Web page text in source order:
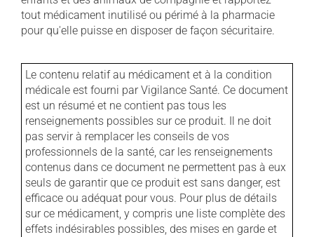
tout médicament inutilisé ou périmé à la pharmacie
pour qu'elle puisse en disposer de façon sécuritaire.
Le contenu relatif au médicament et à la condition
médicale est fourni par Vigilance Santé. Ce document
est un résumé et ne contient pas tous les
renseignements possibles sur ce produit. Il ne doit
pas servir à remplacer les conseils de vos
professionnels de la santé, car les renseignements
contenus dans ce document ne permettent pas à eux
seuls de garantir que ce produit est sans danger, est
efficace ou adéquat pour vous. Pour plus de détails
sur ce médicament, y compris une liste complète des
effets indésirables possibles, des mises en garde et